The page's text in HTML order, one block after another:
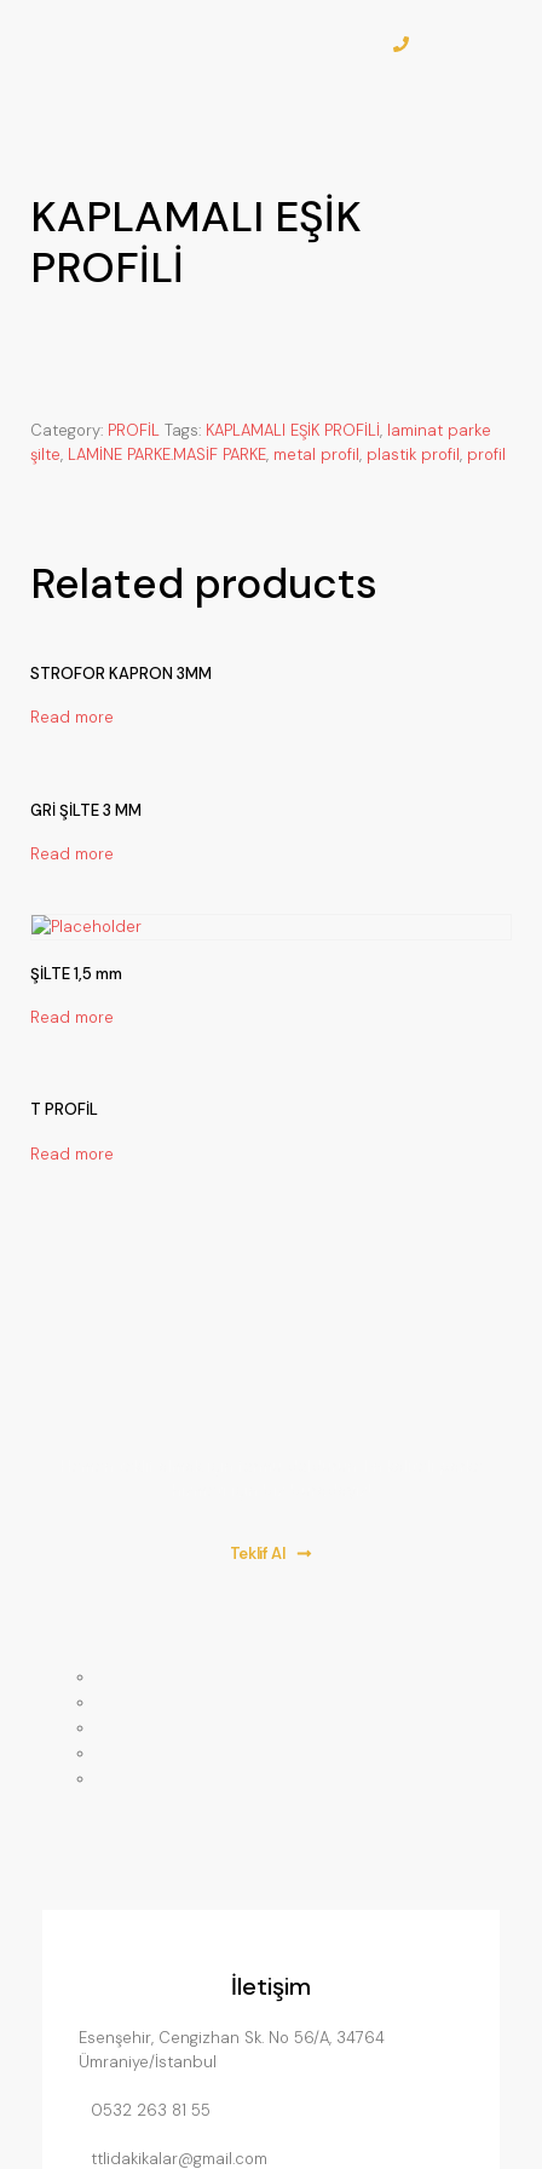
KAPLAMALI EŞİK
PROFİLİ
Category: PROFİL Tags: KAPLAMALI EŞİK PROFİLİ, laminat parke
şilte, LAMİNE PARKE.MASİF PARKE, metal profil, plastik profil, profil
Related products
STROFOR KAPRON 3MM
Read more
GRİ ŞİLTE 3 MM
Read more
ŞİLTE 1,5 mm
Read more
T PROFİL
Read more
Teklif Al
İletişim
Esenşehir, Cengizhan Sk. No 56/A, 34764
Ümraniye/İstanbul
0532 263 81 55
ttlidakikalar@gmail.com